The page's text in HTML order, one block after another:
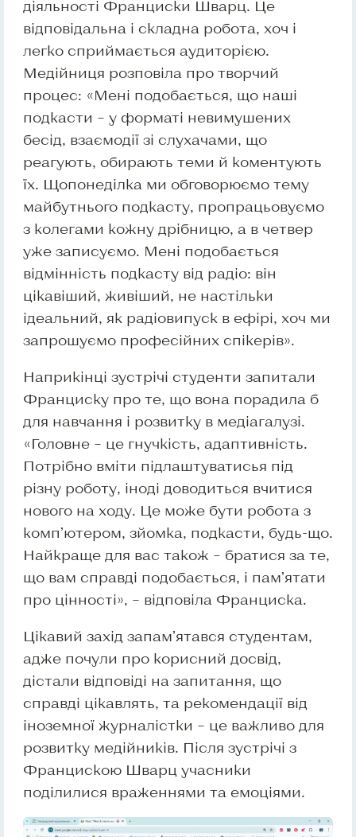
діяльності Франциски Шварц. Це
відповідальна і складна робота, хоч і
легко сприймається аудиторією.
Медійниця розповіла про творчий
процес: «Мені подобається, що наші
подкасти – у форматі невимушених
бесід, взаємодії зі слухачами, що
реагують, обирають теми й коментують
їх. Щопонеділка ми обговорюємо тему
майбутнього подкасту, пропрацьовуємо
з колегами кожну дрібницю, а в четвер
уже записуємо. Мені подобається
відмінність подкасту від радіо: він
цікавіший, живіший, не настільки
ідеальний, як радіовипуск в ефірі, хоч ми
запрошуємо професійних спікерів».
Наприкінці зустрічі студенти запитали
Франциску про те, що вона порадила б
для навчання і розвитку в медіагалузі.
«Головне – це гнучкість, адаптивність.
Потрібно вміти підлаштуватисья під
різну роботу, іноді доводиться вчитися
нового на ходу. Це може бути робота з
комп’ютером, зйомка, подкасти, будь-що.
Найкраще для вас також – братися за те,
що вам справді подобається, і пам’ятати
про цінності», – відповіла Франциска.
Цікавий захід запам’ятався студентам,
адже почули про корисний досвід,
дістали відповіді на запитання, що
справді цікавлять, та рекомендації від
іноземної журналістки – це важливо для
розвитку медійників. Після зустрічі з
Францискою Шварц учасники
поділилися враженнями та емоціями.